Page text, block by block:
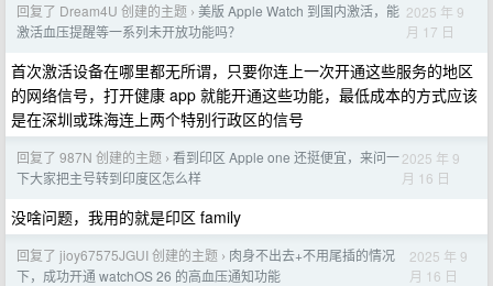
回复了 Dream4U 创建的主题 › 美版 Apple Watch 到国内激活，能
激活血压提醒等一系列未开放功能吗？
2025 年 9
月 17 日
首次激活设备在哪里都无所谓，只要你连上一次开通这些服务的地区
的网络信号，打开健康 app 就能开通这些功能，最低成本的方式应该
是在深圳或珠海连上两个特别行政区的信号
回复了 987N 创建的主题 › 看到印区 Apple one 还挺便宜，来问一
下大家把主号转到印度区怎么样
2025 年 9
月 16 日
没啥问题，我用的就是印区 family
回复了 jioy67575JGUI 创建的主题 › 肉身不出去+不用尾插的情况
下，成功开通 watchOS 26 的高血压通知功能
2025 年 9
月 16 日